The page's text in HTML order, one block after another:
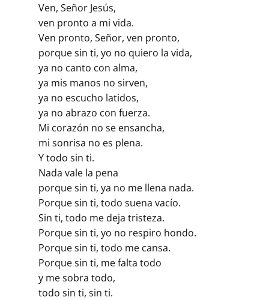
Ven, Señor Jesús,
ven pronto a mi vida.
Ven pronto, Señor, ven pronto,
porque sin ti, yo no quiero la vida,
ya no canto con alma,
ya mis manos no sirven,
ya no escucho latidos,
ya no abrazo con fuerza.
Mi corazón no se ensancha,
mi sonrisa no es plena.
Y todo sin ti.
Nada vale la pena
porque sin ti, ya no me llena nada.
Porque sin ti, todo suena vacío.
Sin ti, todo me deja tristeza.
Porque sin ti, yo no respiro hondo.
Porque sin ti, todo me cansa.
Porque sin ti, me falta todo
y me sobra todo,
todo sin ti, sin ti.